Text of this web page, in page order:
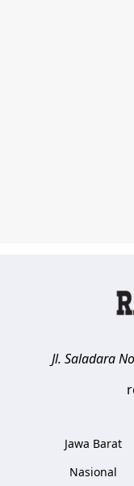
Jl. Saladara
Jawa Barat
Nasional